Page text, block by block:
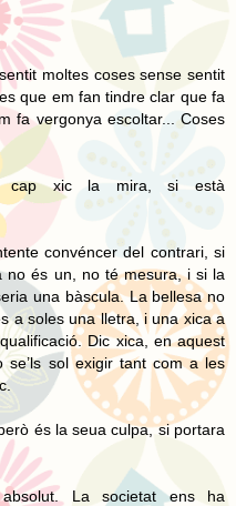
moltes coses sense sentit
que em fan tindre clar que fa
fa vergonya escoltar... Coses
cap xic la mira, si està
convéncer del contrari, si
no és un, no té mesura, i si la
una bàscula. La bellesa no
a soles una lletra, i una xica a
Dic xica, en aquest
se’ls sol exigir tant com a les
és la seua culpa, si portara
La societat ens ha